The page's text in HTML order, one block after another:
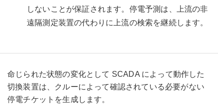
しないことが保証されます。停電予測は、上流の非
遠隔測定装置の代わりに上流の検索を継続します。
命じられた状態の変化として SCADA によって動作した
切換装置は、クルーによって確認されている必要がない
停電チケットを生成します。